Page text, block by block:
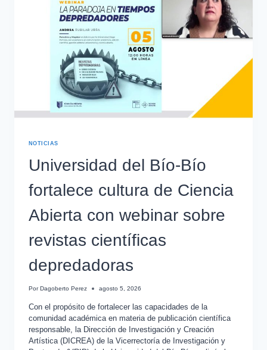
NOTICIAS
Universidad del Bío-Bío
fortalece cultura de Ciencia
Abierta con webinar sobre
revistas científicas
depredadoras
Por Dagoberto Perez agosto 5, 2026
Con el propósito de fortalecer las capacidades de la
comunidad académica en materia de publicación científica
responsable, la Dirección de Investigación y Creación
Artística (DICREA) de la Vicerrectoría de Investigación y